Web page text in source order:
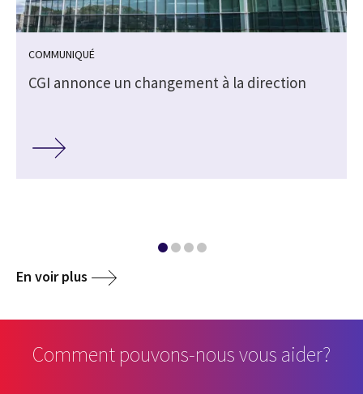
COMMUNIQUÉ
CGI annonce un changement à la direction
En voir plus
Comment pouvons-nous vous aider?